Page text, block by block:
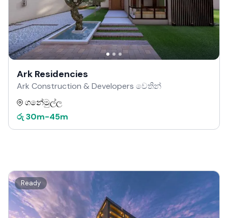
Ark Residencies
Ark Construction & Developers වෙතින්
ගනේමුල්ල
රු 30m-45m
Ready